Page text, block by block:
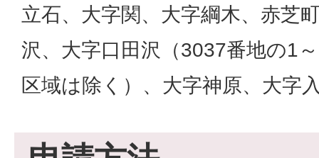
立石、大字関、大字綱木、赤芝
沢、大字口田沢（3037番地の1
区域は除く）、大字神原、大字